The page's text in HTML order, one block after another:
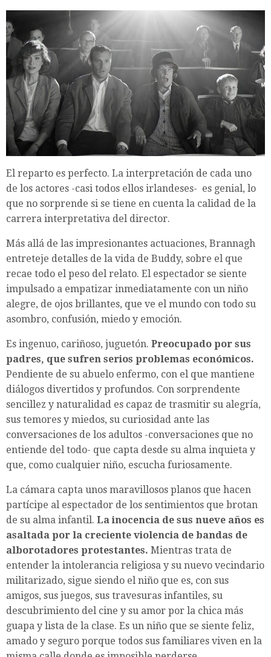
El reparto es perfecto. La interpretación de cada uno
de los actores -casi todos ellos irlandeses- es genial, lo
que no sorprende si se tiene en cuenta la calidad de la
carrera interpretativa del director.
Más allá de las impresionantes actuaciones, Brannagh
entreteje detalles de la vida de Buddy, sobre el que
recae todo el peso del relato. El espectador se siente
impulsado a empatizar inmediatamente con un niño
alegre, de ojos brillantes, que ve el mundo con todo su
asombro, confusión, miedo y emoción.
Es ingenuo, cariñoso, juguetón. Preocupado por sus
padres, que sufren serios problemas económicos.
Pendiente de su abuelo enfermo, con el que mantiene
diálogos divertidos y profundos. Con sorprendente
sencillez y naturalidad es capaz de trasmitir su alegría,
sus temores y miedos, su curiosidad ante las
conversaciones de los adultos -conversaciones que no
entiende del todo- que capta desde su alma inquieta y
que, como cualquier niño, escucha furiosamente.
La cámara capta unos maravillosos planos que hacen
partícipe al espectador de los sentimientos que brotan
de su alma infantil. La inocencia de sus nueve años es
asaltada por la creciente violencia de bandas de
alborotadores protestantes. Mientras trata de
entender la intolerancia religiosa y su nuevo vecindario
militarizado, sigue siendo el niño que es, con sus
amigos, sus juegos, sus travesuras infantiles, su
descubrimiento del cine y su amor por la chica más
guapa y lista de la clase. Es un niño que se siente feliz,
amado y seguro porque todos sus familiares viven en la